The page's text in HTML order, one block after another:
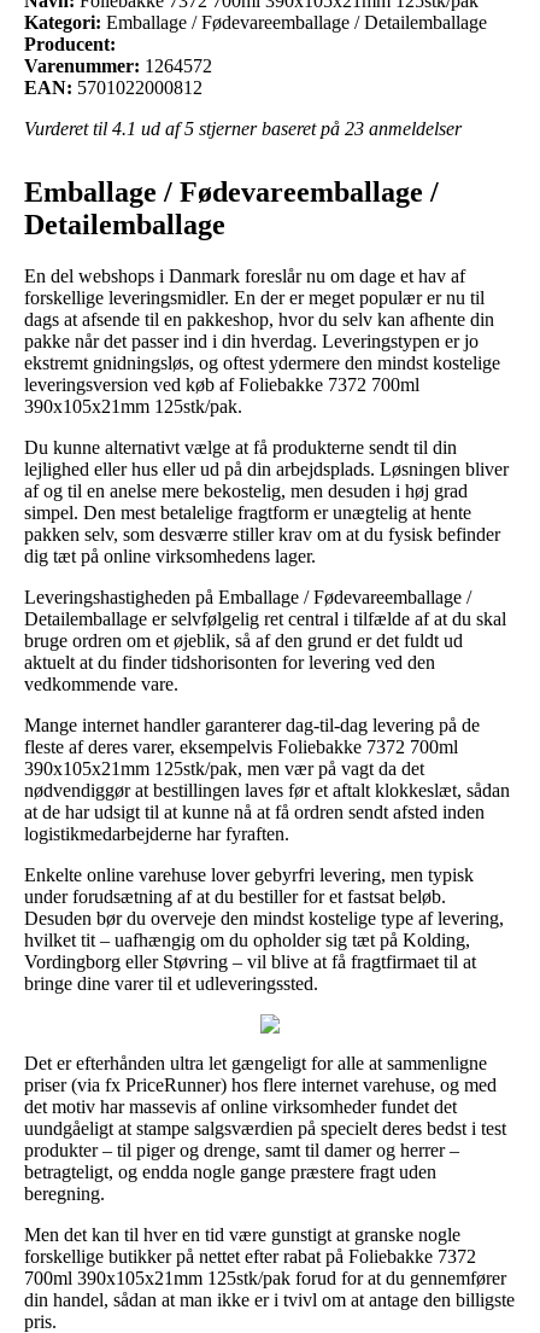
Kategori: Emballage / Fødevareemballage / Detailemballage
Producent:
Varenummer: 1264572
EAN: 5701022000812
Vurderet til 4.1 ud af 5 stjerner baseret på 23 anmeldelser
Emballage / Fødevareemballage /
Detailemballage
En del webshops i Danmark foreslår nu om dage et hav af
forskellige leveringsmidler. En der er meget populær er nu til
dags at afsende til en pakkeshop, hvor du selv kan afhente din
pakke når det passer ind i din hverdag. Leveringstypen er jo
ekstremt gnidningsløs, og oftest ydermere den mindst kostelige
leveringsversion ved køb af Foliebakke 7372 700ml
390x105x21mm 125stk/pak.
Du kunne alternativt vælge at få produkterne sendt til din
lejlighed eller hus eller ud på din arbejdsplads. Løsningen bliver
af og til en anelse mere bekostelig, men desuden i høj grad
simpel. Den mest betalelige fragtform er unægtelig at hente
pakken selv, som desværre stiller krav om at du fysisk befinder
dig tæt på online virksomhedens lager.
Leveringshastigheden på Emballage / Fødevareemballage /
Detailemballage er selvfølgelig ret central i tilfælde af at du skal
bruge ordren om et øjeblik, så af den grund er det fuldt ud
aktuelt at du finder tidshorisonten for levering ved den
vedkommende vare.
Mange internet handler garanterer dag-til-dag levering på de
fleste af deres varer, eksempelvis Foliebakke 7372 700ml
390x105x21mm 125stk/pak, men vær på vagt da det
nødvendiggør at bestillingen laves før et aftalt klokkeslæt, sådan
at de har udsigt til at kunne nå at få ordren sendt afsted inden
logistikmedarbejderne har fyraften.
Enkelte online varehuse lover gebyrfri levering, men typisk
under forudsætning af at du bestiller for et fastsat beløb.
Desuden bør du overveje den mindst kostelige type af levering,
hvilket tit – uafhængig om du opholder sig tæt på Kolding,
Vordingborg eller Støvring – vil blive at få fragtfirmaet til at
bringe dine varer til et udleveringssted.
Det er efterhånden ultra let gængeligt for alle at sammenligne
priser (via fx PriceRunner) hos flere internet varehuse, og med
det motiv har massevis af online virksomheder fundet det
uundgåeligt at stampe salgsværdien på specielt deres bedst i test
produkter – til piger og drenge, samt til damer og herrer –
betragteligt, og endda nogle gange præstere fragt uden
beregning.
Men det kan til hver en tid være gunstigt at granske nogle
forskellige butikker på nettet efter rabat på Foliebakke 7372
700ml 390x105x21mm 125stk/pak forud for at du gennemfører
din handel, sådan at man ikke er i tvivl om at antage den billigste
pris.